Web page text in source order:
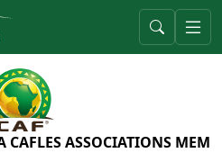
CAFLES ASSOCIATIONS